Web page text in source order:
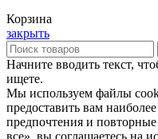
Корзина
закрыть
Начните вводить текст,
ищете.
Мы используем файлы
предоставить вам
предпочтения и